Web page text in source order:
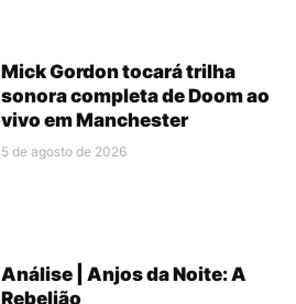
Mick Gordon tocará trilha
sonora completa de Doom ao
vivo em Manchester
5 de agosto de 2026
Análise | Anjos da Noite: A
Rebelião